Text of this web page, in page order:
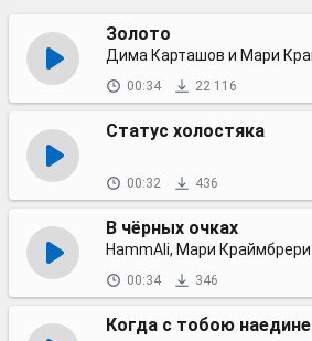
Золото
Дима Карташов и Мари
00:34 22 116
Статус холостяка
00:32 436
В чёрных очках
HammAli, Мари Краймбрери
00:34 346
Когда с тобою наедине